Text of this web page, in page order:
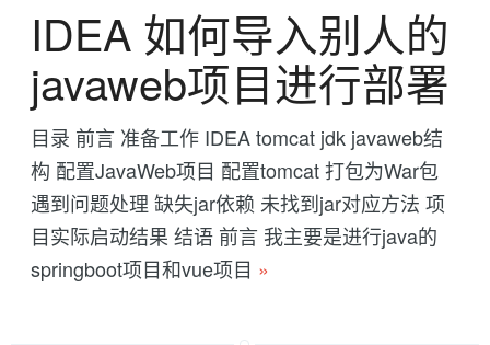
IDEA 如何导入别人的
javaweb项目进行部署
目录 前言 准备工作 IDEA tomcat jdk javaweb结
构 配置JavaWeb项目 配置tomcat 打包为War包
遇到问题处理 缺失jar依赖 未找到jar对应方法 项
目实际启动结果 结语 前言 我主要是进行java的
springboot项目和vue项目 »